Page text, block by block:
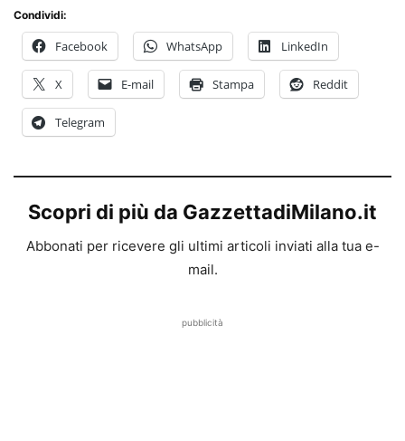
Condividi:
Facebook WhatsApp LinkedIn
X E-mail Stampa Reddit
Telegram
Scopri di più da GazzettadiMilano.it
Abbonati per ricevere gli ultimi articoli inviati alla tua e-
mail.
pubblicità